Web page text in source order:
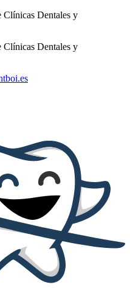
Dentales y
Dentales y